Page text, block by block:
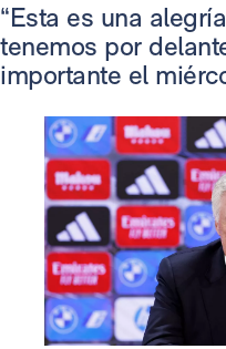
“Esta es una
tenemos por
importante el